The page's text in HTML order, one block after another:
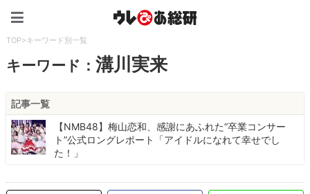
TOP>キーワード別一覧
キーワード：溝川実来
記事一覧
【NMB48】梅山恋和、感謝にあふれた“卒業コンサー
ト”公式ロングレポート「アイドルになれて幸せでし
た！」